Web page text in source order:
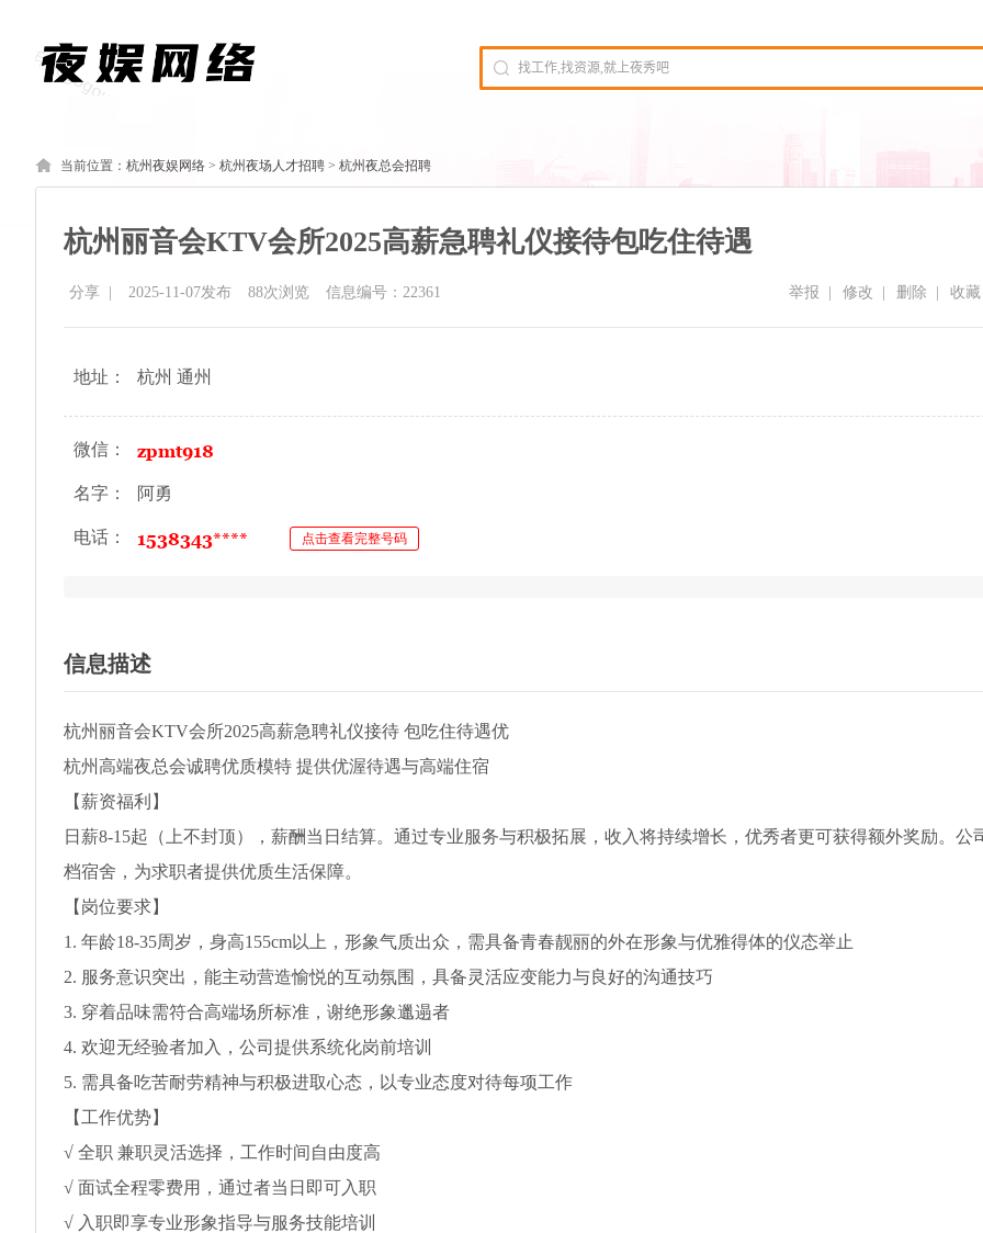
当前位置： 杭州夜娱网络 > 杭州夜场人才招聘 > 杭州夜总会招聘
杭州丽音会KTV会所2025高薪急聘礼仪接待包吃住待遇
分享 2025-11-07发布 88次浏览 信息编号：22361 收藏
删除
修改
举报
地址： 杭州 通州
微信：
名字： 阿勇
电话： 点击查看完整号码
信息描述
杭州丽音会KTV会所2025高薪急聘礼仪接待 包吃住待遇优
杭州高端夜总会诚聘优质模特 提供优渥待遇与高端住宿
【薪资福利】
日薪8-15起（上不封顶），薪酬当日结算。通过专业服务与积极拓展，收入将持续增长，优秀者更可获得额外奖励。公
档宿舍，为求职者提供优质生活保障。
【岗位要求】
1. 年龄18-35周岁，身高155cm以上，形象气质出众，需具备青春靓丽的外在形象与优雅得体的仪态举止
2. 服务意识突出，能主动营造愉悦的互动氛围，具备灵活应变能力与良好的沟通技巧
3. 穿着品味需符合高端场所标准，谢绝形象邋遢者
4. 欢迎无经验者加入，公司提供系统化岗前培训
5. 需具备吃苦耐劳精神与积极进取心态，以专业态度对待每项工作
【工作优势】
√ 全职 兼职灵活选择，工作时间自由度高
√ 面试全程零费用，通过者当日即可入职
√ 入职即享专业形象指导与服务技能培训